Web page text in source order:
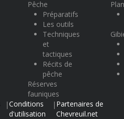
Pêche
Préparatifs
Les outils
Techniques
et
tactiques
Récits de
pêche
Réserves
fauniques
|Conditions
d'utilisation
| Partenaires de
Chevreuil.net